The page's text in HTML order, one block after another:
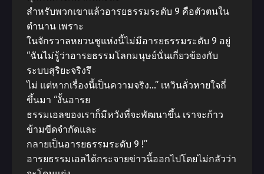
สำหรับพวกเขาแล้วอารยธรรมระดับ 9 คือตัวตนใน
ตำนาน เพราะ
ในจักรวาลหยวนชูแห่งนี้ไม่มีอารยธรรมระดับ 9 อยู่
“ฉันไม่รู้ว่าอารยธรรมโลกมนุษย์นั่นเกี่ยวข้องกับ
ระบบสุริยะจริงรึ
ไม่ แต่หากเรื่องนี้เป็นความจริง…” เหวินลั่วหายใจถี่
ขึ้นมา “งั้นอารย
ธรรมเอลของเราก็มีหวังที่จะพัฒนาขึ้น เราจะก้าว
ข้ามขีดจำกัดและ
กลายเป็นอารยธรรมระดับ 9 !”
อารยธรรมเอลได้กระจายข่าวนี้ออกไปโดยไม่กลัวว่า